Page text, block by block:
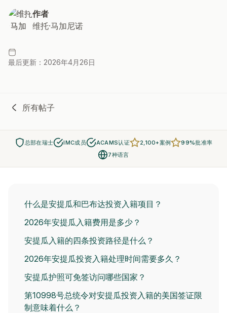
作者
维托·马加尼诺
最后更新：2026年4月26日
所有帖子
总部在瑞士 IMC成员 ACAMS认证 2,100+案例
99%批准率
7种语言
什么是安提瓜和巴布达投资入籍项目？
2026年安提瓜入籍费用是多少？
安提瓜入籍的四条投资路径是什么？
2026年安提瓜投资入籍处理时间需要多久？
安提瓜护照可免签访问哪些国家？
第10998号总统令对安提瓜投资入籍的美国签证限
制意味着什么？